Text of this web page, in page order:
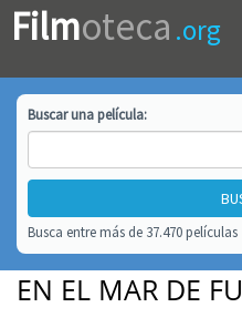
Filmoteca .org
Buscar unapelícula:
Busca entre más de 37.470 películas
EN EL MAR DE